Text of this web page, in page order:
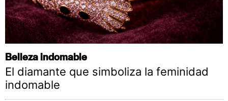
Belleza indomable
El diamante que simboliza la feminidad
indomable